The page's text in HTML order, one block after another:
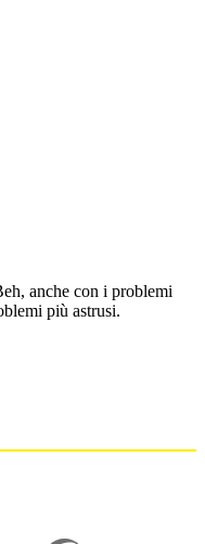
anche con i problemi
più astrusi.